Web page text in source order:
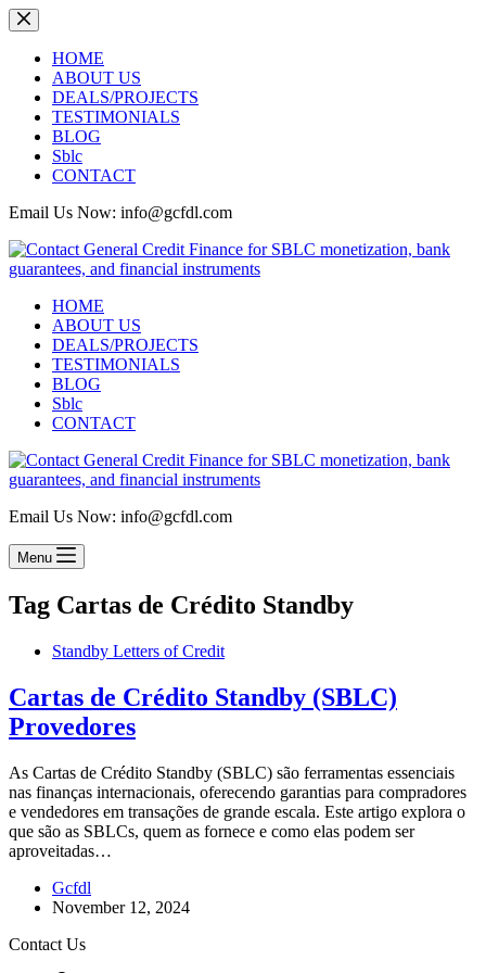
Skip
to
contentHOME
ABOUT US
DEALS/PROJECTS
TESTIMONIALS
BLOG
Sblc
CONTACT
Email Us Now: info@gcfdl.com
HOME
ABOUT US
DEALS/PROJECTS
TESTIMONIALS
BLOG
Sblc
CONTACT
Email Us Now: info@gcfdl.com
Menu
Tag Cartas de Crédito Standby
Standby Letters of Credit
Cartas de Crédito Standby (SBLC)
Provedores
As Cartas de Crédito Standby (SBLC) são ferramentas essenciais
nas finanças internacionais, oferecendo garantias para compradores
e vendedores em transações de grande escala. Este artigo explora o
que são as SBLCs, quem as fornece e como elas podem ser
aproveitadas…
Gcfdl
November 12, 2024
Contact Us